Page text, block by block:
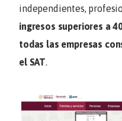
independientes,
ingresos superiores a
todas las empresas
el SAT.